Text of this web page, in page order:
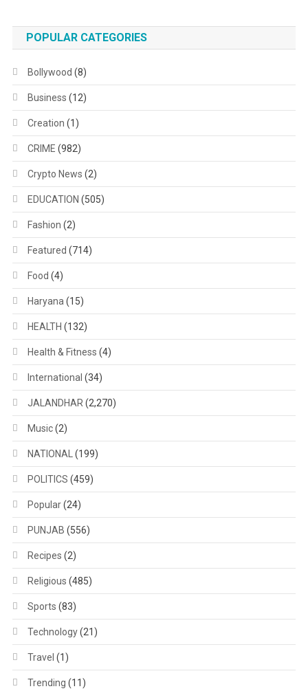
POPULAR CATEGORIES
Bollywood (8)
Business (12)
Creation (1)
CRIME (982)
Crypto News (2)
EDUCATION (505)
Fashion (2)
Featured (714)
Food (4)
Haryana (15)
HEALTH (132)
Health & Fitness (4)
International (34)
JALANDHAR (2,270)
Music(2)
NATIONAL (199)
POLITICS (459)
Popular(24)
PUNJAB (556)
Recipes (2)
Religious (485)
Sports (83)
Technology(21)
Travel (1)
Trending (11)